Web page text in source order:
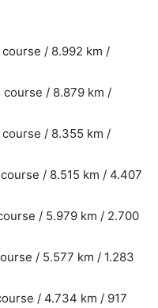
/ 8.992 km /
/ 8.879 km /
/ 8.355 km /
/ 8.515 km / 4.407
/ 5.979 km / 2.700
/ 5.577 km / 1.283
/ 4.734 km / 917